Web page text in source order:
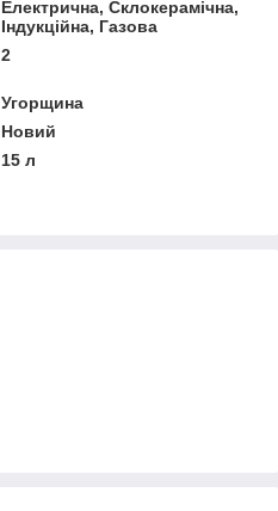
Електрична, Склокерамічна,
Індукційна, Газова
2
Угорщина
Новий
15 л